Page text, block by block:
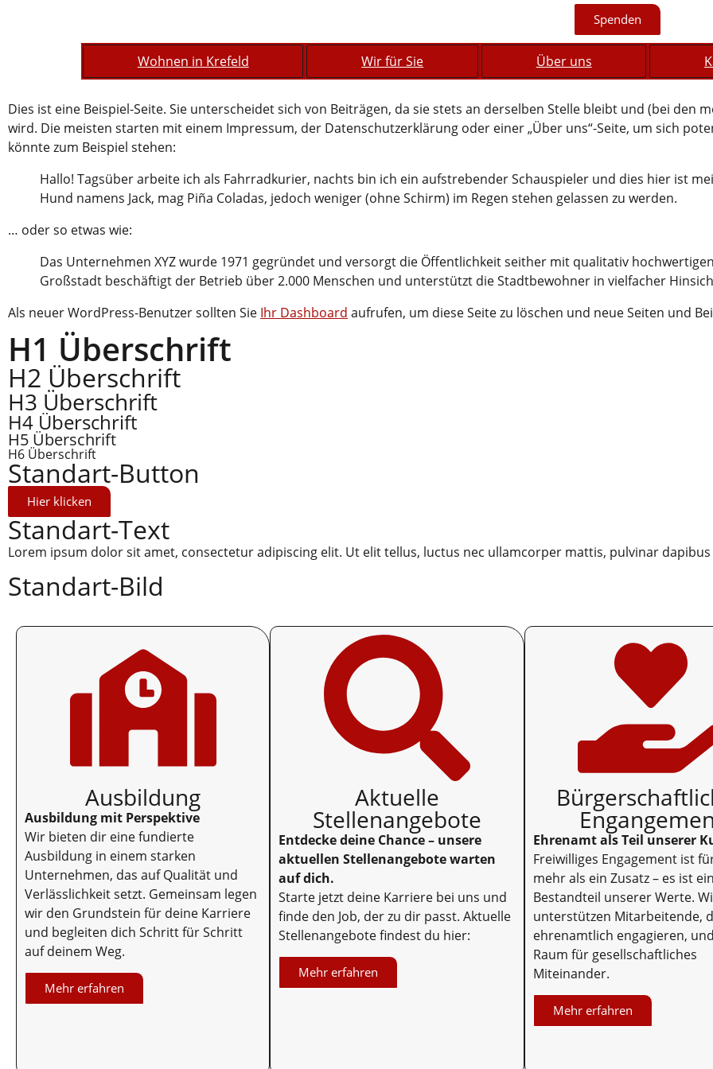
Spenden
Wohnen in Krefeld Wir für Sie Über uns
Dies ist eine Beispiel-Seite. Sie unterscheidet sich von Beiträgen, da sie stets an derselben Stelle bleibt und (bei den
wird. Die meisten starten mit einem Impressum, der Datenschutzerklärung oder einer „Über uns“-Seite, um sich
könnte zum Beispiel stehen:
Hallo! Tagsüber arbeite ich als Fahrradkurier, nachts bin ich ein aufstrebender Schauspieler und dies hier ist
Hund namens Jack, mag Piña Coladas, jedoch weniger (ohne Schirm) im Regen stehen gelassen zu werden.
… oder so etwas wie:
Das Unternehmen XYZ wurde 1971 gegründet und versorgt die Öffentlichkeit seither mit qualitativ
Großstadt beschäftigt der Betrieb über 2.000 Menschen und unterstützt die Stadtbewohner in vielfacher
Als neuer WordPress-Benutzer sollten Sie Ihr Dashboard aufrufen, um diese Seite zu löschen und neue Seiten und
H1 Überschrift
H2 Überschrift
H3 Überschrift
H4 Überschrift
H5 Überschrift
H6 Überschrift
Standart-Button
Hier klicken
Standart-Text
Lorem ipsum dolor sit amet, consectetur adipiscing elit. Ut elit tellus, luctus nec ullamcorper mattis, pulvinar dapibus
Standart-Bild
Ausbildung
Ausbildung mit Perspektive
Wir bieten dir eine fundierte
Ausbildung in einem starken
Unternehmen, das auf Qualität und
Verlässlichkeit setzt. Gemeinsam legen
wir den Grundstein für deine Karriere
und begleiten dich Schritt für Schritt
auf deinem Weg.
Mehr erfahren
Aktuelle
Stellenangebote
Entdecke deine Chance – unsere
aktuellen Stellenangebote warten
auf dich.
Starte jetzt deine Karriere bei uns und
finde den Job, der zu dir passt. Aktuelle
Stellenangebote findest du hier:
Mehr erfahren
Ehrenamt als Teil unserer
Freiwilliges Engagement ist
mehr als ein Zusatz – es ist
Bestandteil unserer Werte.
unterstützen Mitarbeitende,
ehrenamtlich engagieren,
Raum für gesellschaftliches
Miteinander.
Mehr erfahren